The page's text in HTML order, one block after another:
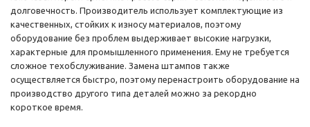
долговечность. Производитель использует комплектующие из
качественных, стойких к износу материалов, поэтому
оборудование без проблем выдерживает высокие нагрузки,
характерные для промышленного применения. Ему не требуется
сложное техобслуживание. Замена штампов также
осуществляется быстро, поэтому перенастроить оборудование на
производство другого типа деталей можно за рекордно
короткое время.